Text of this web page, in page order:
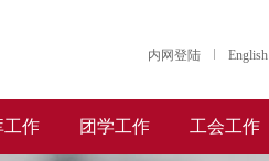
内网登陆 English
工作 团学工作 工会工作